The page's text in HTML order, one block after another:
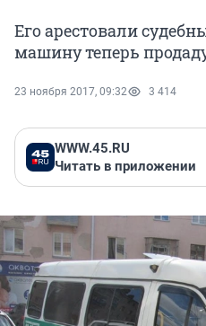
Его арестовали
машину теперь
23 ноября 2017, 09:32 3 414
WWW.45.RU
Читать в приложении